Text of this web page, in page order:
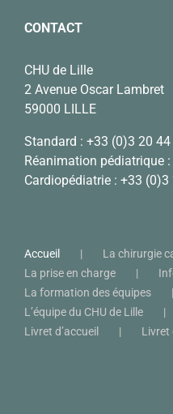
CONTACT
CHU de Lille
2 Avenue Oscar Lambret
59000 LILLE
Standard : +33 (0)3 20
Réanimation pédiatrique :
Cardiopédiatrie : +33 (0)3
Accueil
La chirurgie
La prise en charge
La formation des équipes
L’équipe du CHU de Lille
Livret d’accueil
Livret